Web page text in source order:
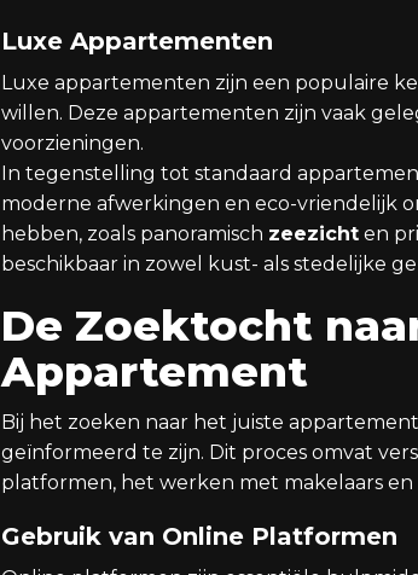
Luxe Appartementen
Luxe appartementen zijn een populaire
willen. Deze appartementen zijn vaak
voorzieningen.
In tegenstelling tot standaard
moderne afwerkingen en eco-vriendelijk
hebben, zoals panoramisch zeezicht en
beschikbaar in zowel kust- als stedelijke
De Zoektocht
Appartement
Bij het zoeken naar het juiste
geïnformeerd te zijn. Dit proces omvat
platformen, het werken met makelaars
Gebruik van Online Platformen